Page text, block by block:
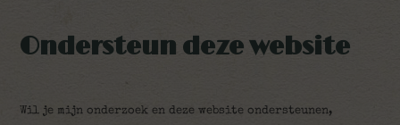
Ondersteun deze website
Wil je mijn onderzoek en deze website ondersteunen,